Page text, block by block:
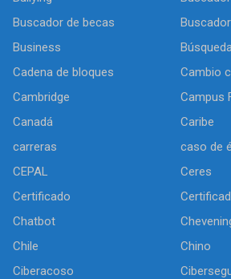
Buscador de becas
Business
Cadena de bloques
Cambio
Cambridge
Campus
Canadá
Caribe
carreras
caso de
CEPAL
Ceres
Certificado
Chatbot
Chile
Chino
Ciberacoso